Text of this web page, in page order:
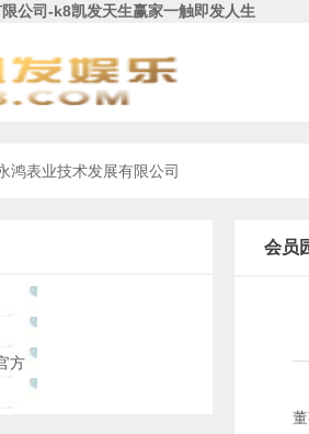
公司-k8凯发天生赢家一触即发人生
鸿表业技术发展有限公司
方
会员